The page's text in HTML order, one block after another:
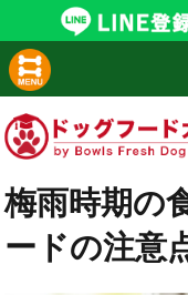
梅雨時期の
ードの注意